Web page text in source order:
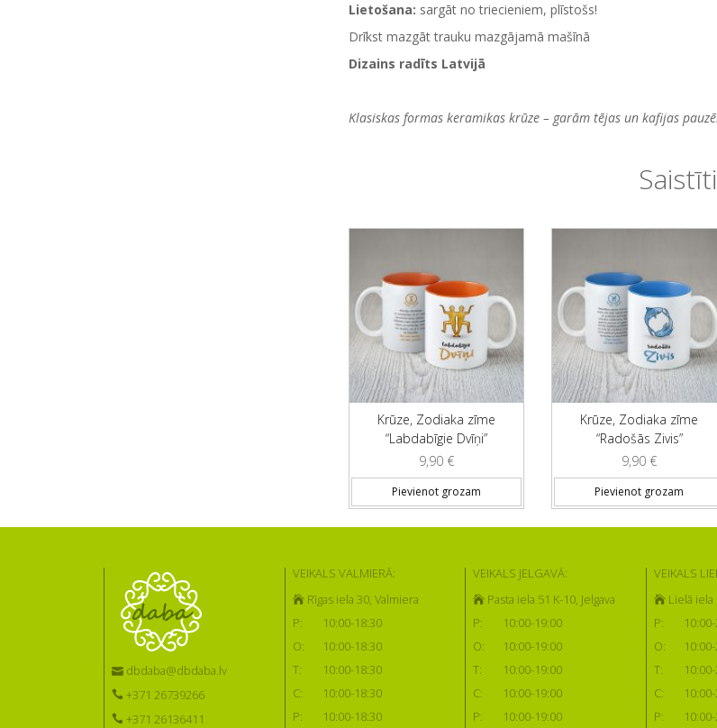
Lietošana: sargāt no triecieniem, plīstošs!
Drīkst mazgāt trauku mazgājamā mašīnā
Dizains radīts Latvijā
Klasiskas formas keramikas krūze – garām tējas un kafijas
Krūze, Zodiaka zīme
“Labdabīgie Dvīņi”
9,90 €
Pievienot grozam
Krūze, Zodiaka zīme
“Radošās Zivis”
9,90 €
Pievienot grozam
dbdaba@dbdaba.lv
+371 26739266
+371 26136411
VEIKALS VALMIERĀ:
Rīgas iela 30, Valmiera
P:
10:00-18:30
O:
10:00-18:30
T:
10:00-18:30
C:
10:00-18:30
P:
10:00-18:30
VEIKALS JELGAVĀ:
Pasta iela 51 K-10, Jelgava
P:
10:00-19:00
O:
10:00-19:00
T:
10:00-19:00
C:
10:00-19:00
P:
10:00-19:00
VEIKALS
Lielā iela
P:
O:
T:
C:
P: